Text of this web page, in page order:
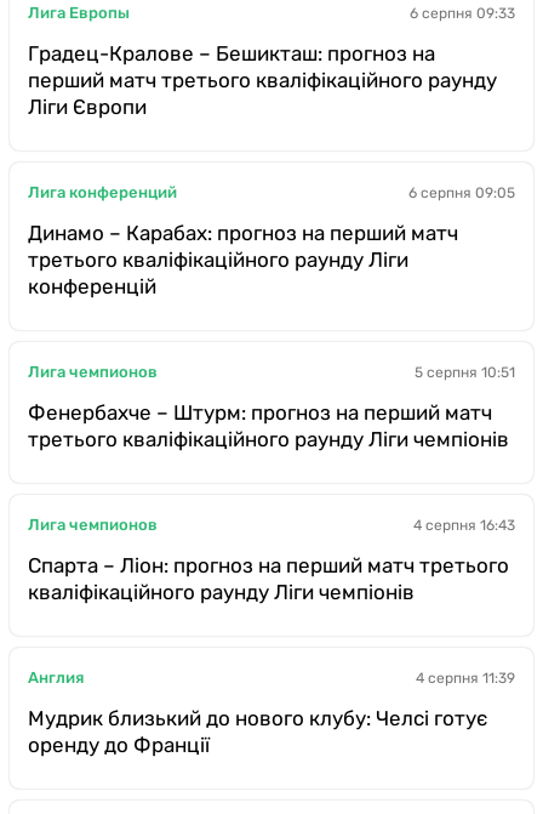
Лига Европы 6 серпня 09:33
Градец-Кралове – Бешикташ: прогноз на
перший матч третього кваліфікаційного раунду
Ліги Європи
Лига конференций 6 серпня 09:05
Динамо – Карабах: прогноз на перший матч
третього кваліфікаційного раунду Ліги
конференцій
Лига чемпионов 5 серпня 10:51
Фенербахче – Штурм: прогноз на перший матч
третього кваліфікаційного раунду Ліги чемпіонів
Лига чемпионов 4 серпня 16:43
Спарта – Ліон: прогноз на перший матч третього
кваліфікаційного раунду Ліги чемпіонів
Англия 4 серпня 11:39
Мудрик близький до нового клубу: Челсі готує
оренду до Франції